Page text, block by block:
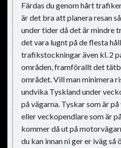
Färdas du genom hårt
är det bra att planera resan
under tider då det är
det vara lugnt på de flesta
trafikstockningar även kl. 2
områden, framförallt det
området. Vill man minimera
undvika Tyskland under
på vägarna. Tyskar som är
eller veckopendlare som är
kommer då ut på
du kan innan ni ger er iväg så